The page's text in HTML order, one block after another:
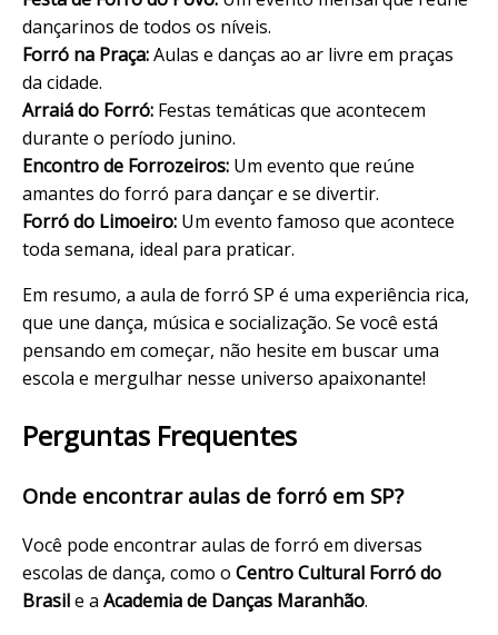
dançarinos de todos os níveis.
Forró na Praça:Aulas e danças ao ar livre em praças
da cidade.
Arraiá do Forró: Festas temáticas que acontecem
durante o período junino.
Encontro de Forrozeiros: Um evento que reúne
amantes do forró para dançar e se divertir.
Forró do Limoeiro: Um evento famoso que acontece
toda semana, ideal para praticar.
Em resumo, a aula de forró SP é uma experiência rica,
que une dança, música e socialização. Se você está
pensando em começar, não hesite em buscar uma
escola e mergulhar nesse universo apaixonante!
Perguntas Frequentes
Onde encontrar aulas de forró em SP?
Você pode encontrar aulas de forró em diversas
escolas de dança, como o Centro Cultural Forró do
Brasile a Academia de Danças Maranhão.